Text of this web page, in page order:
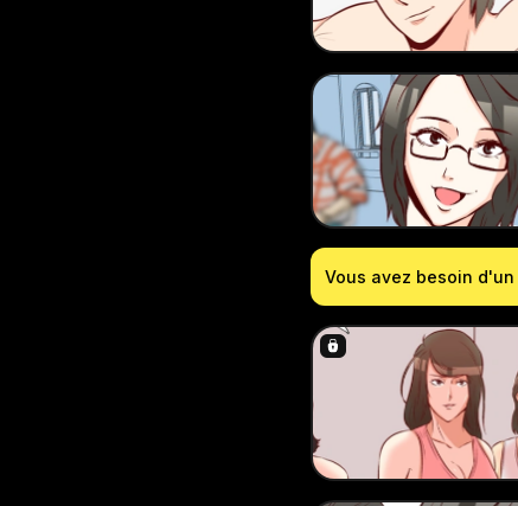
Vous avez besoin d'un